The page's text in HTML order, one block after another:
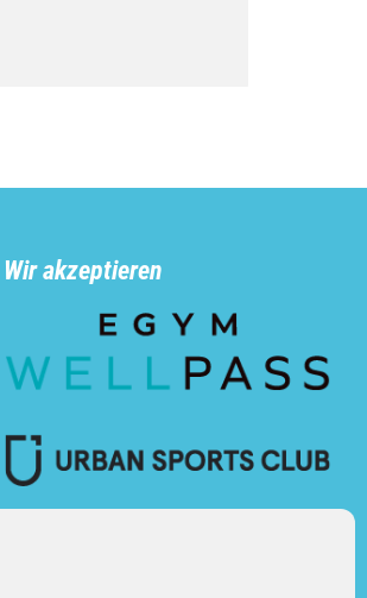
Wir akzeptieren